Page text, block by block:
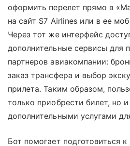
оформить перелет прямо в
на сайт S7 Airlines или в ее
Через тот же интерфейс
дополнительные сервисы для
партнеров авиакомпании:
заказ трансфера и выбор
прилета. Таким образом,
только приобрести билет, но
дополнительными услугами
Бот помогает подготовиться